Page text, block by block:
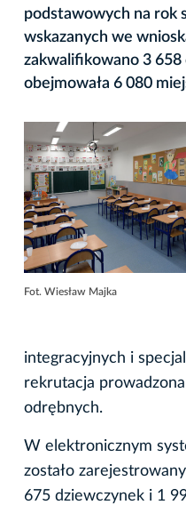
podstawowych na rok
wskazanych we
zakwalifikowano 3 658
obejmowała 6 080
Fot. Wiesław Majka
integracyjnych i
rekrutacja
odrębnych.
W elektronicznym
zostało
675 dziewczynek i 1